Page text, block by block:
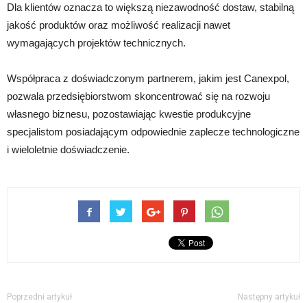
Dla klientów oznacza to większą niezawodność dostaw, stabilną
jakość produktów oraz możliwość realizacji nawet
wymagających projektów technicznych.
Współpraca z doświadczonym partnerem, jakim jest Canexpol,
pozwala przedsiębiorstwom skoncentrować się na rozwoju
własnego biznesu, pozostawiając kwestie produkcyjne
specjalistom posiadającym odpowiednie zaplecze technologiczne
i wieloletnie doświadczenie.
Poprzedni artykuł Następny artykuł